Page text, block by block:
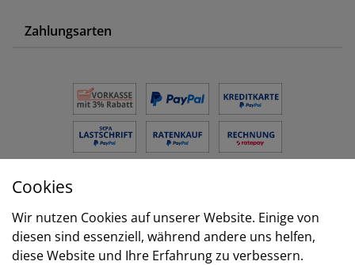
Zahlungsarten
Versand
Cookies
Wir nutzen Cookies auf unserer Website. Einige von
diesen sind essenziell, während andere uns helfen,
diese Website und Ihre Erfahrung zu verbessern.